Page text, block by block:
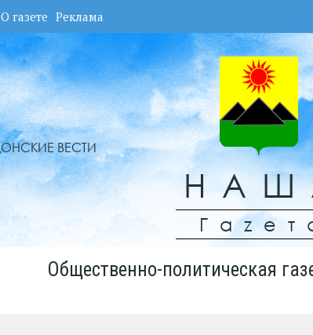
О газете Реклама
ВЕСТИ
Общественно-политическая